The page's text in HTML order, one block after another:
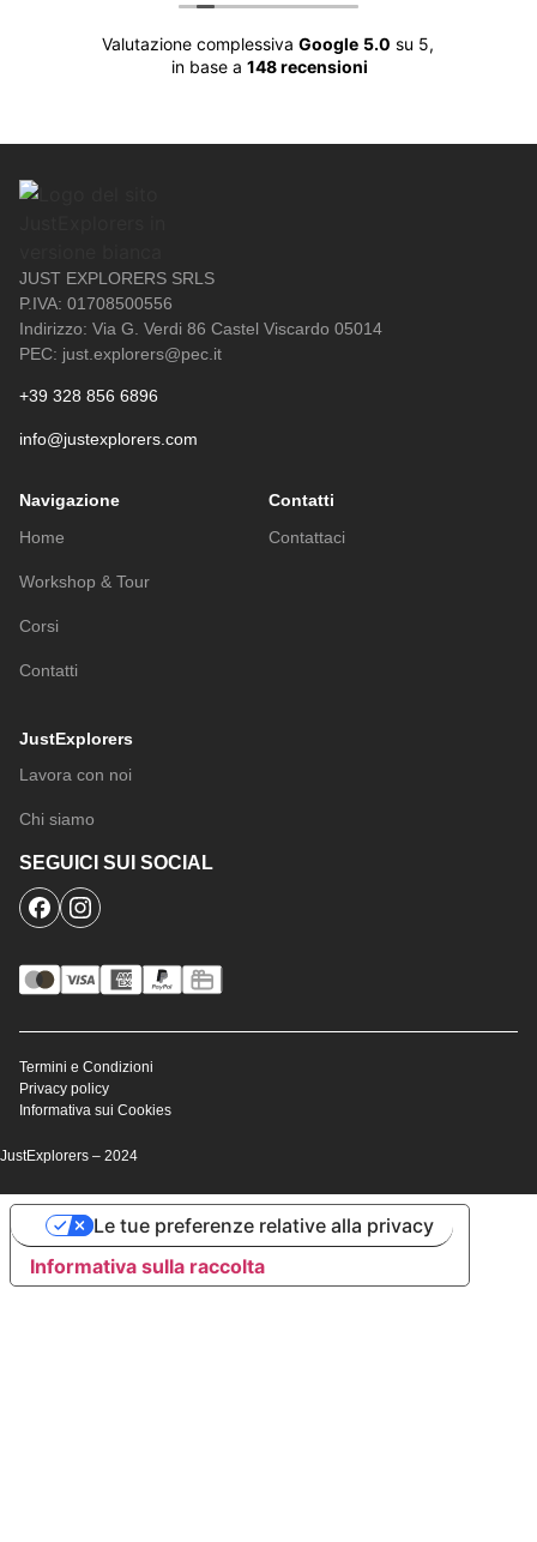
Valutazione complessiva Google 5.0 su 5,
in base a 148 recensioni
JUST EXPLORERS SRLS
P.IVA: 01708500556
Indirizzo: Via G. Verdi 86 Castel Viscardo 05014
PEC: just.explorers@pec.it
+39 328 856 6896
info@justexplorers.com
Navigazione
Home
Workshop & Tour
Corsi
Contatti
Contatti
Contattaci
JustExplorers
Lavora con noi
Chi siamo
SEGUICI SUI SOCIAL
Termini e Condizioni
Privacy policy
Informativa sui Cookies
JustExplorers – 2024
Informativa sulla raccolta
Le tue preferenze relative alla privacy